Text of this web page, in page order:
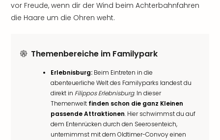
vor Freude, wenn dir der Wind beim Achterbahnfahren
die Haare um die Ohren weht.
Themenbereiche im Familypark
Erlebnisburg: Beim Eintreten in die
abenteuerliche Welt des Familyparks landest du
direkt in Filippos Erlebnisburg. In dieser
Themenwelt finden schon die ganz Kleinen
passende Attraktionen. Hier schwimmst du auf
dem Entenrücken durch den Seerosenteich,
unternimmst mit dem Oldtimer-Convoy einen